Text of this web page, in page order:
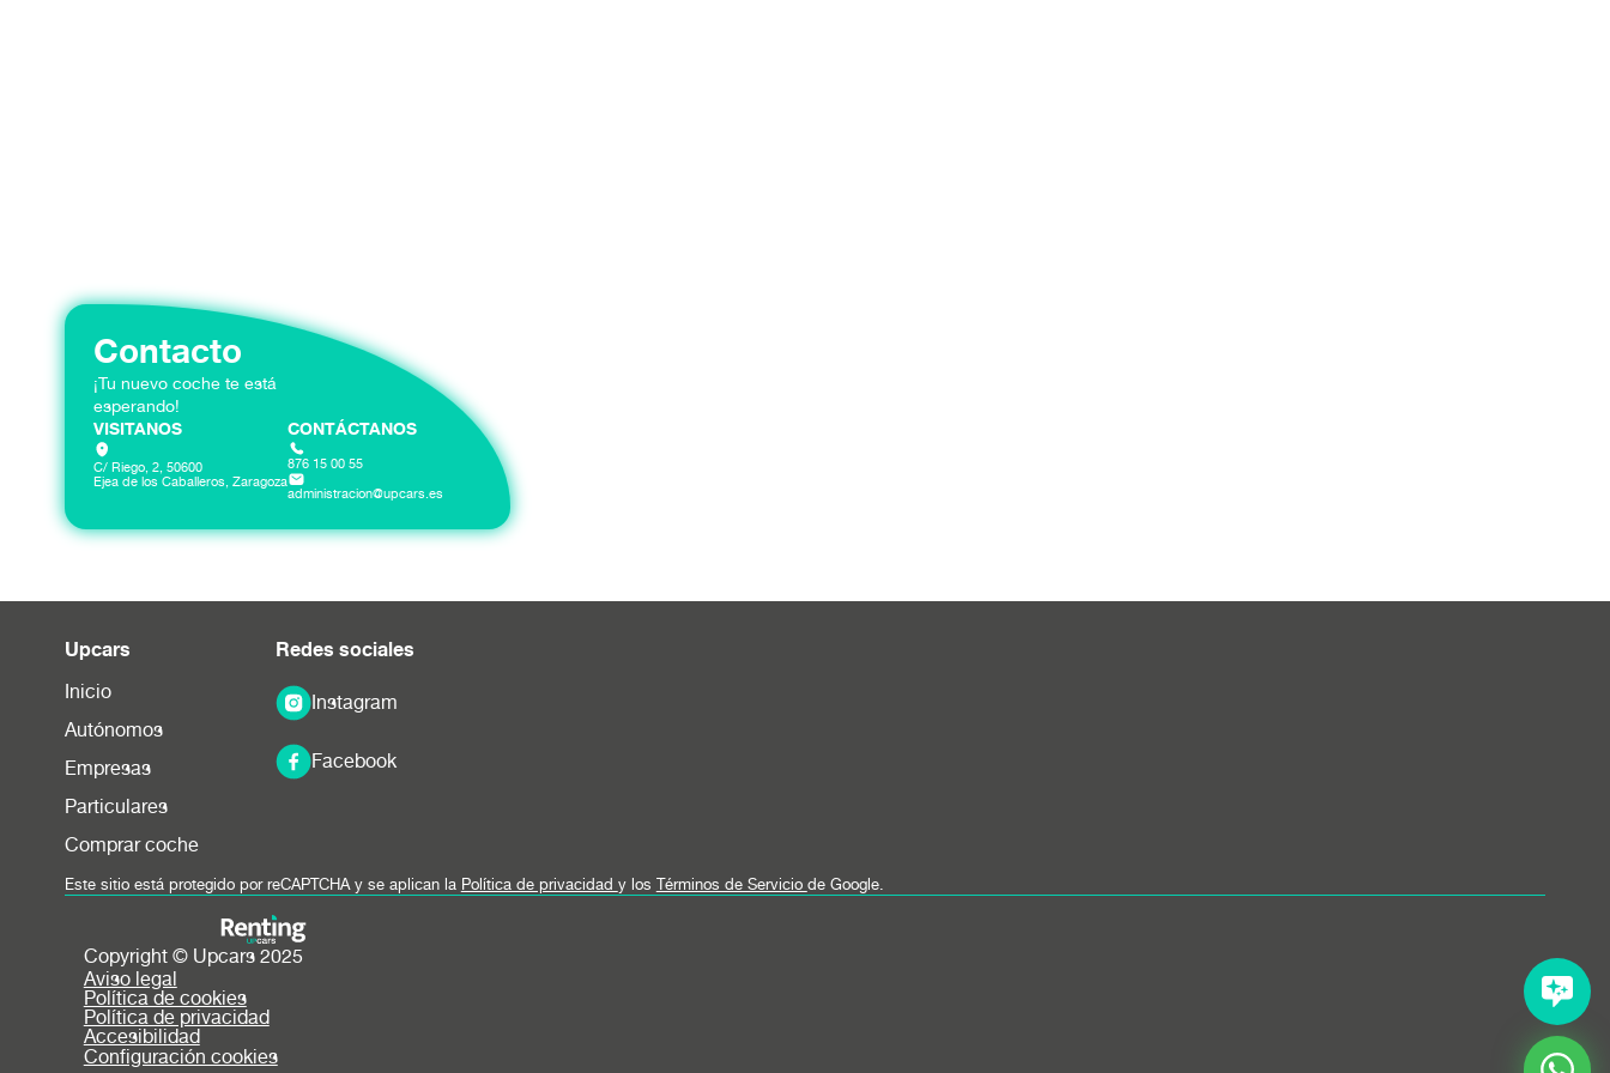
Contacto
¡Tu nuevo coche te está
esperando!
VISITANOS
C/ Riego, 2, 50600
Ejea de los Caballeros, Zaragoza
CONTÁCTANOS
876 15 00 55
administracion@upcars.es
Upcars
Inicio
Autónomos
Empresas
Particulares
Comprar coche
Redes sociales
Instagram
Facebook
Este sitio está protegido por reCAPTCHA y se aplican la Política de privacidad y los Términos de Servicio de Google.
Copyright © Upcars 2025
Aviso legal
Política de cookies
Política de privacidad
Accesibilidad
Configuración cookies